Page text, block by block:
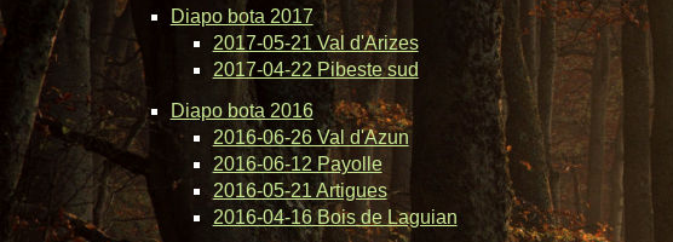
Diapo bota 2017
2017-05-21 Val d'Arizes
2017-04-22 Pibeste sud
Diapo bota 2016
2016-06-26 Val d'Azun
2016-06-12 Payolle
2016-05-21 Artigues
2016-04-16 Bois de Laguian